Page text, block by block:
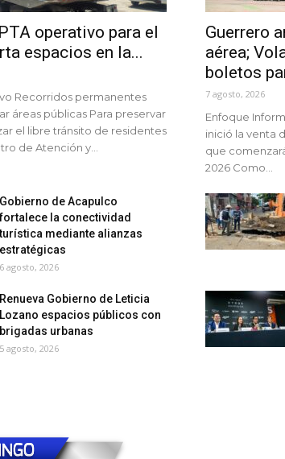
operativo para el
espacios en la...
Recorridos permanentes
áreas públicas Para preservar
el libre tránsito de residentes
de Atención y...
Guerrero
aérea;
boletos
7 agosto, 2026
Enfoque
inició la venta
que
2026 Como...
Gobierno de Acapulco
fortalece la conectividad
turística mediante alianzas
estratégicas
6 agosto, 2026
Renueva Gobierno de Leticia
Lozano espacios públicos con
brigadas urbanas
5 agosto, 2026